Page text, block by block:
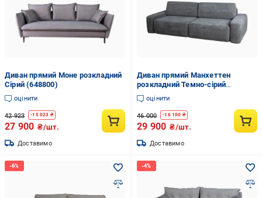
Диван прямий Моне розкладний
Сірий (648800)
оцінити
42 923 -15 023 ₴
27 900 ₴/шт.
Доставимо
Диван прямий Манхеттен
розкладний Темно-сірий
(648740)
оцінити
46 000 -16 100 ₴
29 900 ₴/шт.
Доставимо